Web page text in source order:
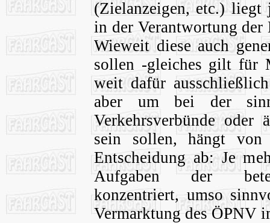
(Zielanzeigen, etc.) liegt
in der Verantwortung der
Wieweit diese auch
sollen -gleiches gilt für
weit dafür
aber um bei der
Verkehrsverbünde oder
sein sollen, hängt von
Entscheidung ab: Je
Aufgaben der
konzentriert, umso
Vermarktung des ÖPNV